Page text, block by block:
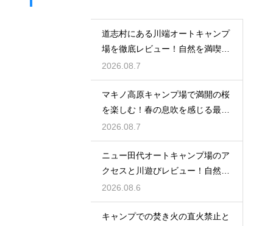
道志村にある川端オートキャンプ
場を徹底レビュー！自然を満喫で
きる魅力
2026.08.7
マキノ高原キャンプ場で満開の桜
を楽しむ！春の息吹を感じる最高
のお花見
2026.08.7
ニュー田代オートキャンプ場のア
クセスと川遊びレビュー！自然と
触れ合う
2026.08.6
キャンプでの焚き火の直火禁止と